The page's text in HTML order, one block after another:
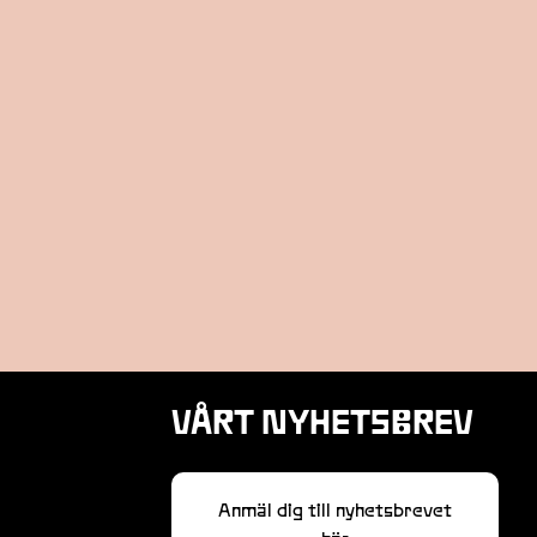
VÅRT NYHETSBREV
Anmäl dig till nyhetsbrevet